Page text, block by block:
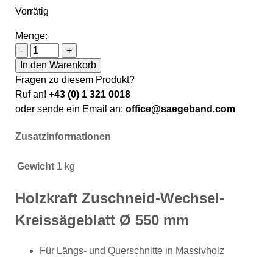
Vorrätig
Menge:
-
Holzkraft Zuschneid-Wechsel-Kreissägeblatt Ø 550 mm
+
In den Warenkorb
Fragen zu diesem Produkt?
Ruf an! +43 (0) 1 321 0018
oder sende ein Email an: office@saegeband.com
Zusatzinformationen
Gewicht 1 kg
Holzkraft Zuschneid-Wechsel-
Kreissägeblatt Ø 550 mm
Für Längs- und Querschnitte in Massivholz